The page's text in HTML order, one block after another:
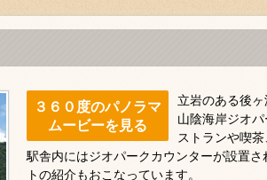
３６０度のパノラマ
ムービーを見る
立岩のある後
山陰海岸ジオ
ストランや喫
駅舎内にはジオパークカウンターが設置
トの紹介もおこなっています。